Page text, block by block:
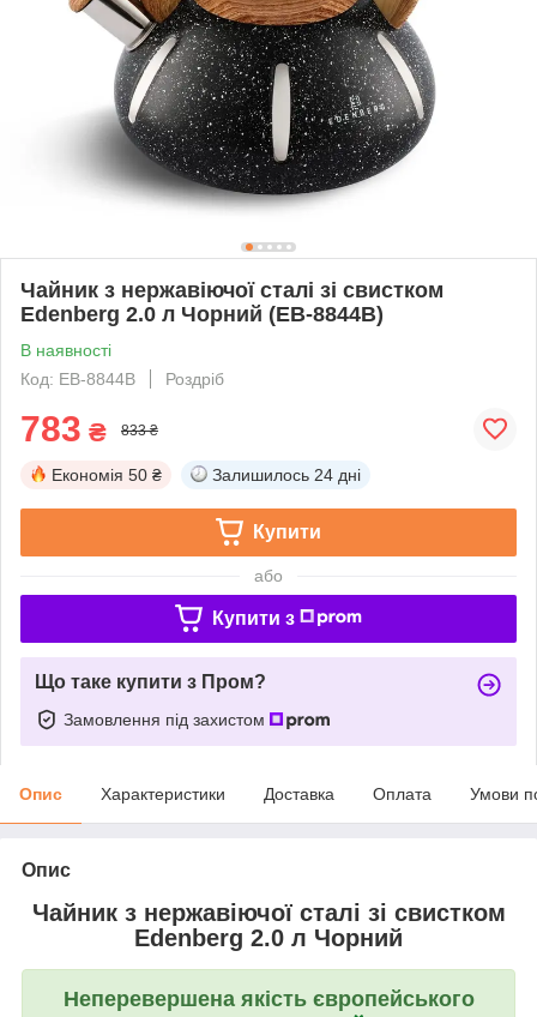
Чайник з нержавіючої сталі зі свистком
Edenberg 2.0 л Чорний (EB-8844B)
В наявності
Код: EB-8844B
Роздріб
783 ₴ 833 ₴
Економія 50 ₴ Залишилось 24 дні
Купити
або
Купити з
Що таке купити з Пром?
Замовлення під захистом
Опис Характеристики Доставка Оплата Умови
Опис
Чайник з нержавіючої сталі зі свистком
Edenberg 2.0 л Чорний
Неперевершена якість європейського